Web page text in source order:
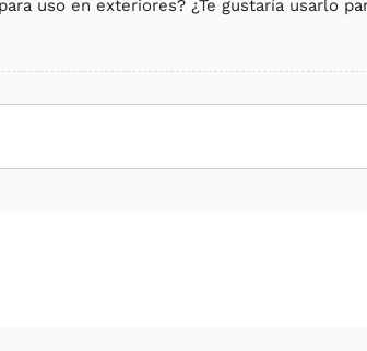
uso en exteriores? ¿Te gustaría usarlo